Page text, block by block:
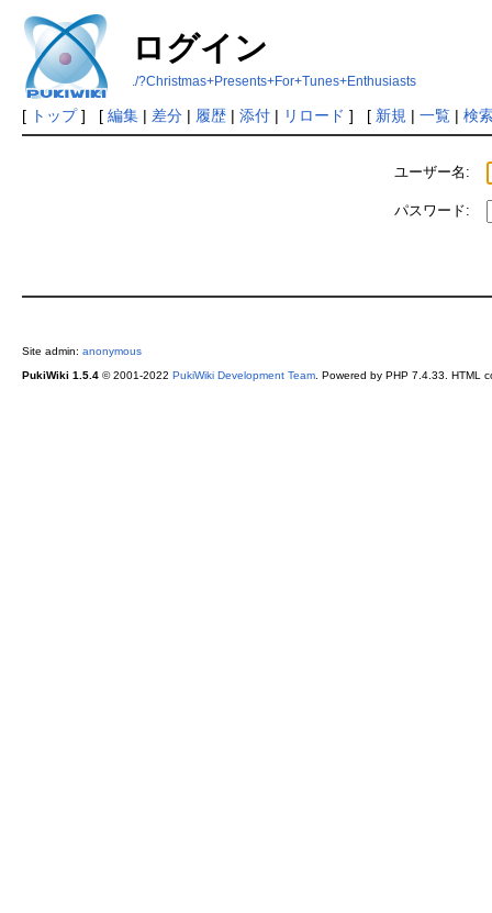
ログイン
./?Christmas+Presents+For+Tunes+Enthusiasts
[ トップ] [ 編集| 差分| 履歴| 添付| リロード ] [ 新規 | 一覧| 検
ユーザー名:
パスワード:
Site admin: anonymous
PukiWiki 1.5.4© 2001-2022 PukiWiki Development Team. Powered by PHP 7.4.33. HTML